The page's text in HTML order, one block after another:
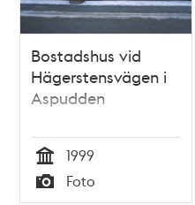
Bostadshus vid
Hägerstensvägen i
Aspudden
Tid
1999
Typ
Foto